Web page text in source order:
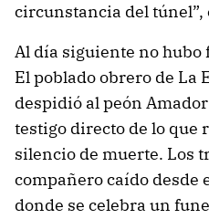
circunstancia del
Al día siguiente no hubo
El poblado obrero de La
despidió al peón
testigo directo de lo que
silencio de muerte. Los
compañero caído desde
donde se celebra un